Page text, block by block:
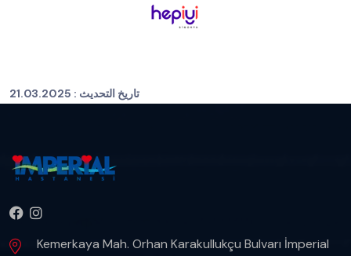
تاريخ التحديث : 21.03.2025
Kemerkaya Mah. Orhan Karakullukçu Bulvarı İmperial